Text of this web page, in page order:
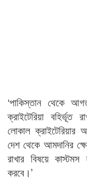
‘পাকিস্তান থেকে
ক্রাইটেরিয়া বহির্ভূত
লোকাল
দেশ থেকে আমদানির
রাখার বিষয়ে
করবে।’